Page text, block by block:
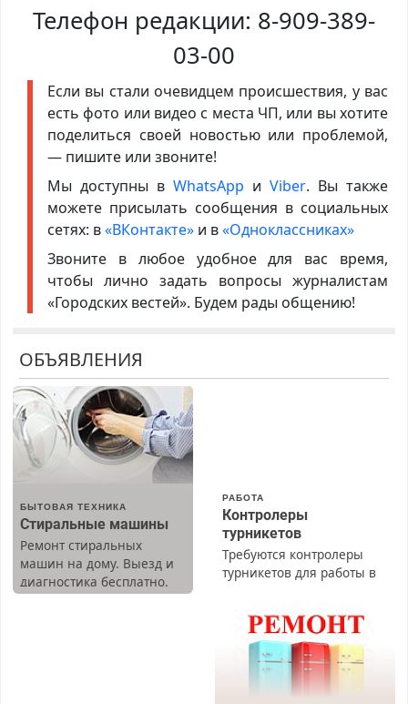
Телефон редакции: 8-909-389-
03-00
Если вы стали очевидцем происшествия, у вас
есть фото или видео с места ЧП, или вы хотите
поделиться своей новостью или проблемой,
— пишите или звоните!
Мы доступны в WhatsApp иViber. Вы также
можете присылать сообщения в социальных
сетях: в«ВКонтакте»и в«Одноклассниках»
Звоните в любое удобное для вас время,
чтобы лично задать вопросы журналистам
«Городских вестей». Будем рады общению!
ОБЪЯВЛЕНИЯ
БЫТОВАЯ ТЕХНИКА
Стиральные машины
Ремонт стиральных
машин на дому. Выезд и
диагностика бесплатно.
Предусмотрены скидки.
РАБОТА
Контролеры
турникетов
Требуются контролеры
турникетов для работы в
Прием по ТК РФ. График
работы любой.
Бесплатное проживание.
З/п – до 96000 рублей до